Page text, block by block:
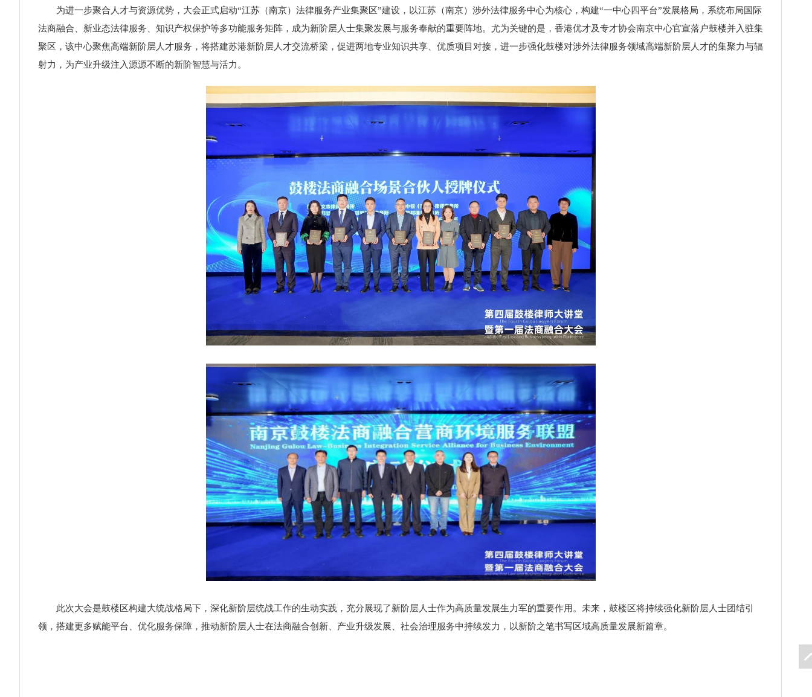
为进一步聚合人才与资源优势，大会正式启动“江苏（南京）法律服务产业集聚区”建设，以江苏（南京）涉外法律服务中心为核心，构建“一中心四平台”发展格局，系统布局国际
法商融合、新业态法律服务、知识产权保护等多功能服务矩阵，成为新阶层人士集聚发展与服务奉献的重要阵地。尤为关键的是，香港优才及专才协会南京中心官宣落户鼓楼并入驻集
聚区，该中心聚焦高端新阶层人才服务，将搭建苏港新阶层人才交流桥梁，促进两地专业知识共享、优质项目对接，进一步强化鼓楼对涉外法律服务领域高端新阶层人才的集聚力与辐
射力，为产业升级注入源源不断的新阶智慧与活力。
此次大会是鼓楼区构建大统战格局下，深化新阶层统战工作的生动实践，充分展现了新阶层人士作为高质量发展生力军的重要作用。未来，鼓楼区将持续强化新阶层人士团结引
领，搭建更多赋能平台、优化服务保障，推动新阶层人士在法商融合创新、产业升级发展、社会治理服务中持续发力，以新阶之笔书写区域高质量发展新篇章。
置